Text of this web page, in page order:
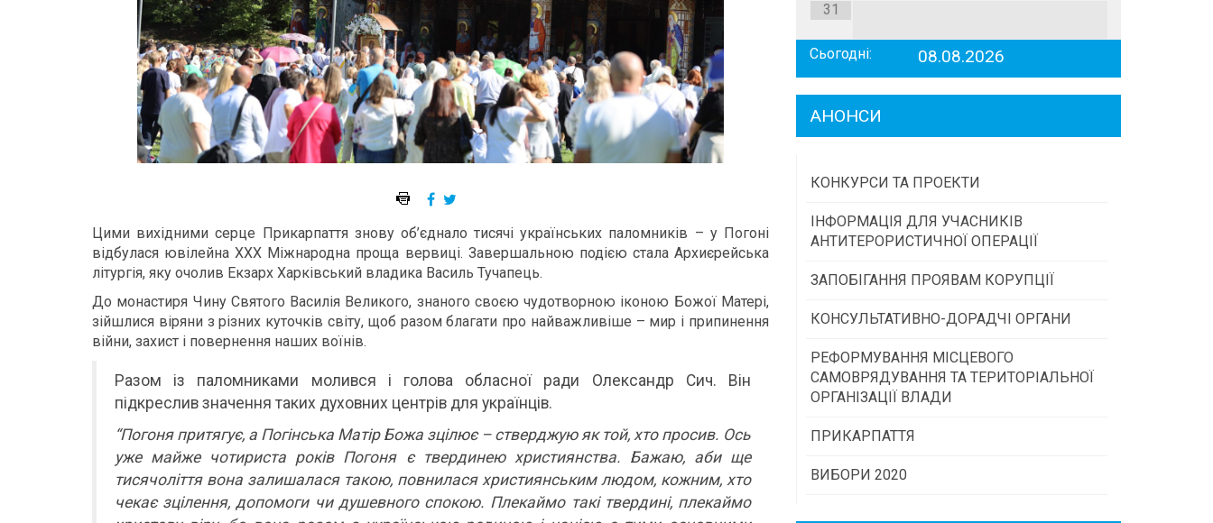
Цими вихідними серце Прикарпаття знову об’єднало тисячі українських паломників – у Погоні
відбулася ювілейна ХХХ Міжнародна проща вервиці. Завершальною подією стала Архиєрейська
літургія, яку очолив Екзарх Харківський владика Василь Тучапець.
До монастиря Чину Святого Василія Великого, знаного своєю чудотворною іконою Божої Матері,
зійшлися віряни з різних куточків світу, щоб разом благати про найважливіше – мир і припинення
війни, захист і повернення наших воїнів.
Разом із паломниками молився і голова обласної ради Олександр Сич. Він
підкреслив значення таких духовних центрів для українців.
“Погоня притягує, а Погінська Матір Божа зцілює – стверджую як той, хто просив. Ось
уже майже чотириста років Погоня є твердинею християнства. Бажаю, аби ще
тисячоліття вона залишалася такою, повнилася християнським людом, кожним, хто
чекає зцілення, допомоги чи душевного спокою. Плекаймо такі твердині, плекаймо
31
Сьогодні: 08.08.2026
АНОНСИ
КОНКУРСИ ТА ПРОЕКТИ
Конкурс проектів та програм місцевого
самоврядування
суспільства
Програми/конкурси МТД
ІНФОРМАЦІЯ ДЛЯ УЧАСНИКІВ
АНТИТЕРОРИСТИЧНОЇ ОПЕРАЦІЇ
ЗАПОБІГАННЯ ПРОЯВАМ КОРУПЦІЇ
КОНСУЛЬТАТИВНО-ДОРАДЧІ ОРГАНИ
Консультативна рада
РЕФОРМУВАННЯ МІСЦЕВОГО
САМОВРЯДУВАННЯ ТА ТЕРИТОРІАЛЬНОЇ
ОРГАНІЗАЦІЇ ВЛАДИ
ПРИКАРПАТТЯ
Історична довідка
ВИБОРИ 2020